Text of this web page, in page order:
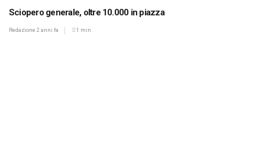
Sciopero generale, oltre 10.000 in piazza
Redazione 2 anni fa 1 min